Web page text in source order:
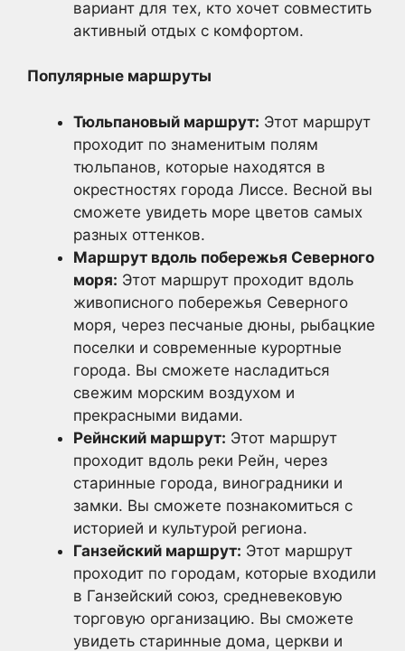
вариант для тех, кто хочет совместить
активный отдых с комфортом.
Популярные маршруты
Тюльпановый маршрут: Этот маршрут
проходит по знаменитым полям
тюльпанов, которые находятся в
окрестностях города Лиссе. Весной вы
сможете увидеть море цветов самых
разных оттенков.
Маршрут вдоль побережья Северного
моря: Этот маршрут проходит вдоль
живописного побережья Северного
моря, через песчаные дюны, рыбацкие
поселки и современные курортные
города. Вы сможете насладиться
свежим морским воздухом и
прекрасными видами.
Рейнский маршрут: Этот маршрут
проходит вдоль реки Рейн, через
старинные города, виноградники и
замки. Вы сможете познакомиться с
историей и культурой региона.
Ганзейский маршрут: Этот маршрут
проходит по городам, которые входили
в Ганзейский союз, средневековую
торговую организацию. Вы сможете
увидеть старинные дома, церкви и